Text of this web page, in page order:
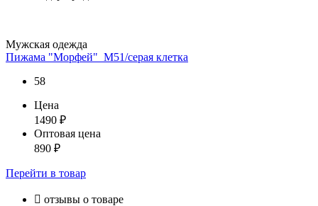
Мужская одежда
Пижама "Морфей"_М51/серая клетка
58
Цена
1490 ₽
Оптовая цена
890 ₽
Перейти в товар
 отзывы о товаре